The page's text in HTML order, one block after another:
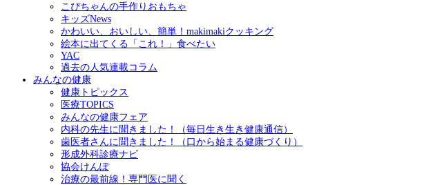
こぴちゃんの手作りおもちゃ
キッズNews
かわいい、おいしい、簡単！makimakiクッキング
絵本に出てくる「これ！」食べたい
YAC
過去の人気連載コラム
みんなの健康
健康トピックス
医療TOPICS
みんなの健康フェア
内科の先生に聞きました！（毎日生き生き健康通信）
歯医者さんに聞きました！（口から始まる健康づくり）
形成外科診療ナビ
協会けんぽ
治療の最前線！専門医に聞く